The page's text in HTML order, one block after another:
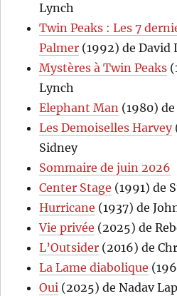
Lynch
Twin Peaks : Les 7
Palmer (1992) de David
Mystères à Twin Peaks
Lynch
Elephant Man (1980)
Les Demoiselles Harvey
Sidney
Sommaire de juin 2026
Center Stage (1991) de
Hurricane (1937) de
Vie privée (2025) de
L’Outsider (2016) de
La Lame diabolique
Oui (2025) de Nadav